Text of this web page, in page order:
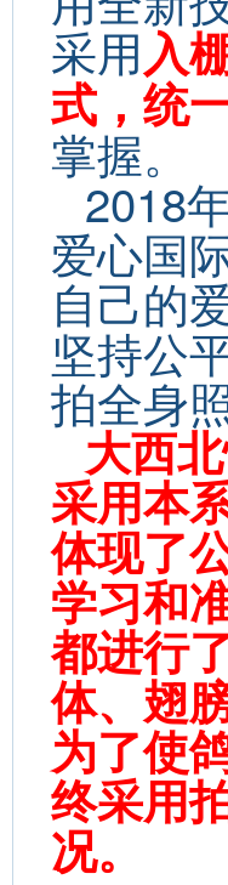
采用入
式，统
掌握。
2018
爱心国
自己的
坚持公
拍全身照
大西
采用本
体现了
学习和
都进行
体、翅
为了使
终采用
况。